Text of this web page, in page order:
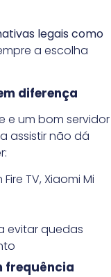
legais como
a escolha
diferença
e um bom servidor
assistir não dá
TV, Xiaomi Mi
evitar quedas
frequência